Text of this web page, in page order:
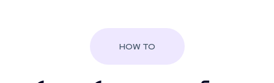
HOW TO